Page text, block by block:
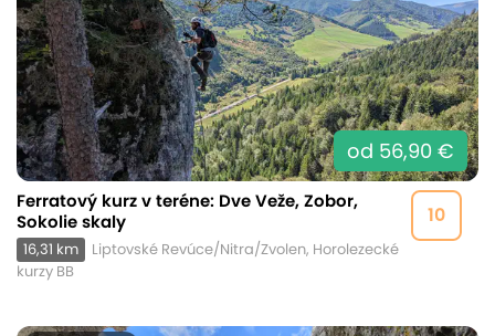
od 56,90 €
10
Ferratový kurz v teréne: Dve Veže, Zobor,
Sokolie skaly
16,31 km
Liptovské Revúce/Nitra/Zvolen, Horolezecké
kurzy BB